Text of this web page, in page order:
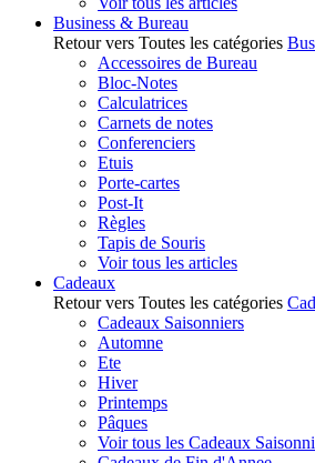
Business & Bureau
Retour vers Toutes les catégories
Accessoires de Bureau
Bloc-Notes
Calculatrices
Carnets de notes
Conferenciers
Etuis
Porte-cartes
Post-It
Règles
Tapis de Souris
Voir tous les articles
Cadeaux
Retour vers Toutes les catégories
Cadeaux Saisonniers
Automne
Ete
Hiver
Printemps
Pâques
Voir tous les Cadeaux